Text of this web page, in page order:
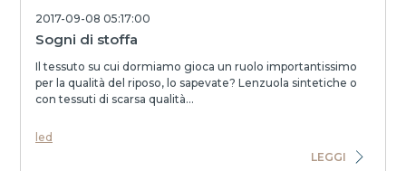
2017-09-08 05:17:00
Sogni di stoffa
Il tessuto su cui dormiamo gioca un ruolo importantissimo
per la qualità del riposo, lo sapevate? Lenzuola sintetiche o
con tessuti di scarsa qualità...
led
LEGGI